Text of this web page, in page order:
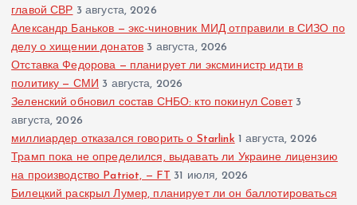
главой СВР 3 августа, 2026
Александр Баньков — экс-чиновник МИД отправили в СИЗО по
делу о хищении донатов 3 августа, 2026
Отставка Федорова — планирует ли эксминистр идти в
политику — СМИ 3 августа, 2026
Зеленский обновил состав СНБО: кто покинул Совет 3
августа, 2026
миллиардер отказался говорить о Starlink 1 августа, 2026
Трамп пока не определился, выдавать ли Украине лицензию
на производство Patriot, — FT 31 июля, 2026
Билецкий раскрыл Лумер, планирует ли он баллотироваться